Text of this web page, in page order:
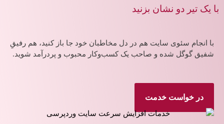
با یک تیر دو نشان بزنید
با انجام سئوی سایت هم در دل مخاطبان خود جا باز کنید، هم رفیقِ
شفیق گوگل شده و صاحب یک کسب‌وکار محبوب و پردرآمد ‌شوید.
در خواست خدمت